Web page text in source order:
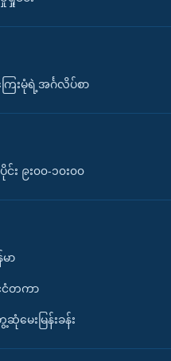
ေးမုံရဲ့အင်္ဂလိပ်စာ
း ၉း၀၀-၁၀း၀၀
မာ
ငံတကာ
မေးမြန်းခန်း